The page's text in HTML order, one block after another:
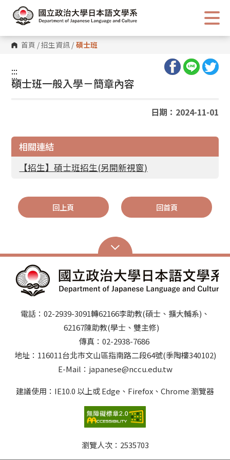
內
容 首頁 /招生資訊 / 碩士班
:::
:::
碩士班一般入學－簡章內容
日期：2024-11-01
相關連結
【招生】碩士班招生(另開新視窗)
回上頁 回首頁
電話：02-2939-3091轉62166李助教(碩士、擴大輔系)、
62167陳助教(學士、雙主修)
傳真：02-2938-7686
地址：116011台北市文山區指南路二段64號(季陶樓340102)
E-Mail：japanese@nccu.edu.tw
建議使用：IE10.0 以上或 Edge、Firefox、Chrome 瀏覽器
瀏覽人次： 2535703